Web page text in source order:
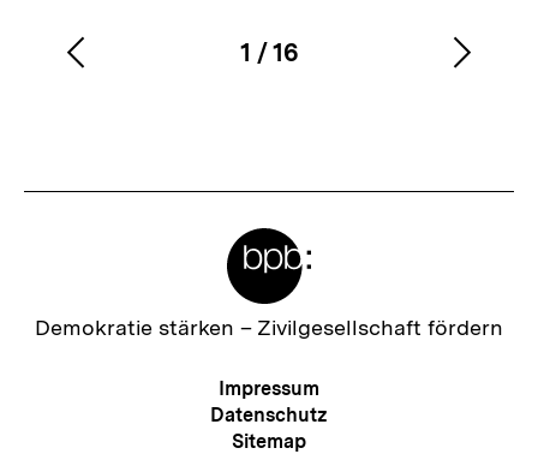
Karussellinhalt
1
von
/16
Vorherigen
Zur
Demokratie stärken – Zivilgesellschaft fördern
Meta-
Navigation
Impressum
Datenschutz
Sitemap